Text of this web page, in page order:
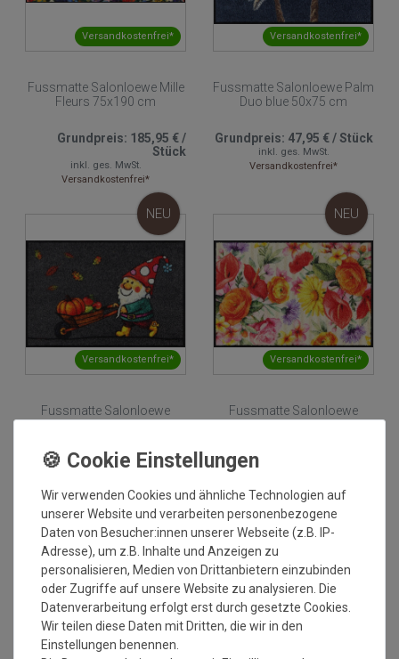
Versandkostenfrei*
Fussmatte Salonloewe Mille
Fleurs 75x190 cm
Grundpreis: 185,95 €/
Stück
inkl. ges. MwSt.
Versandkostenfrei*
Versandkostenfrei*
Fussmatte Salonloewe Palm
Duo blue 50x75 cm
Grundpreis: 47,95 €/Stück
inkl. ges. MwSt.
Versandkostenfrei*
Versandkostenfrei*
NEU
Fussmatte Salonloewe
Funky Gimli autumn 50x75
Grundpreis:47,95 €/Stück
Versandkostenfrei*
Versandkostenfrei*
NEU
Fussmatte Salonloewe
Garden Of Senses 50x75 cm
Grundpreis:
Versandkostenfrei*
NEU NEU
Wir verwenden Cookies und ähnliche Technologien auf
unserer Website und verarbeiten personenbezogene
Daten von Besucher:innen unserer Webseite (z.B. IP-
Adresse), um z.B. Inhalte und Anzeigen zu
personalisieren, Medien von Drittanbietern einzubinden
oder Zugriffe auf unsere Website zu analysieren. Die
Datenverarbeitung erfolgt erst durch gesetzte Cookies.
Wir teilen diese Daten mit Dritten, die wir in den
Einstellungen benennen.